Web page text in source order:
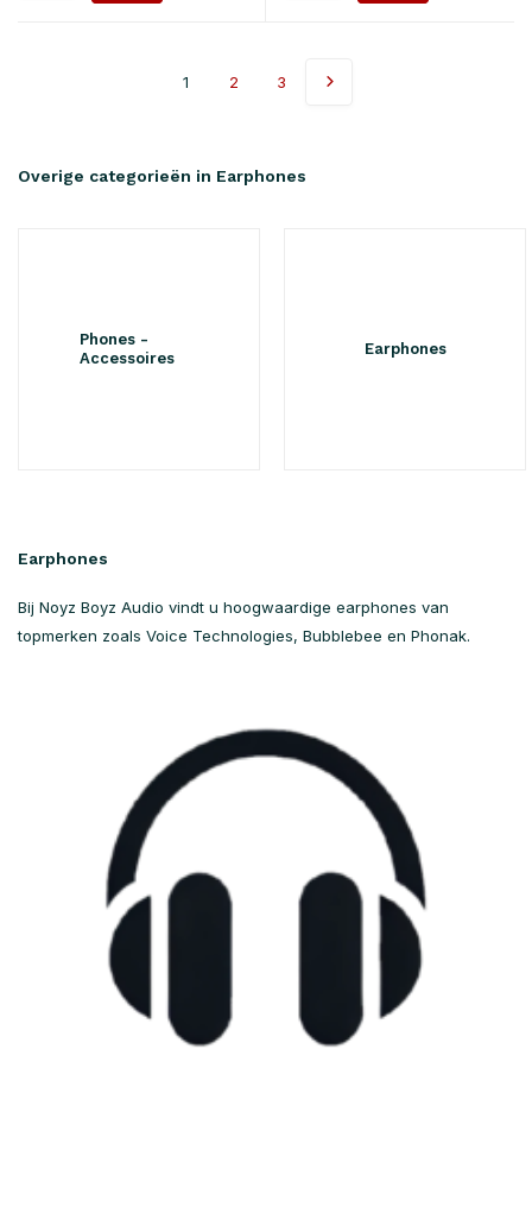
1 2 3
Overige categorieën in Earphones
Phones -
Accessoires
Earphones
Earphones
Bij Noyz Boyz Audio vindt u hoogwaardige earphones van
topmerken zoals Voice Technologies, Bubblebee en Phonak.